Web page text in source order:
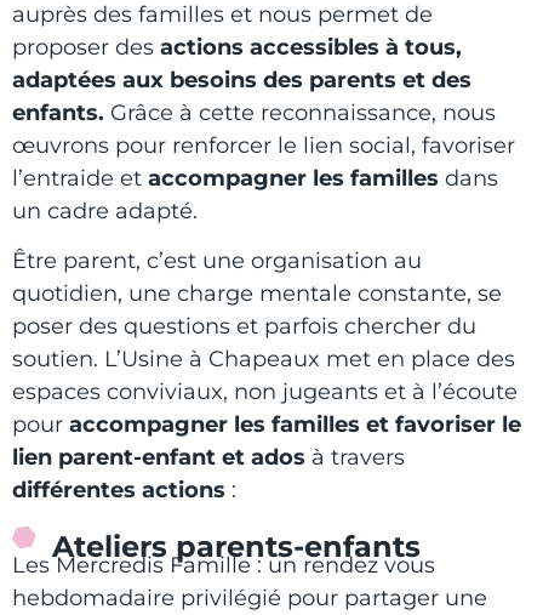
auprès des familles et nous permet de
proposer des actions accessibles à tous,
adaptées aux besoins des parents et des
enfants. Grâce à cette reconnaissance, nous
œuvrons pour renforcer le lien social, favoriser
l’entraide et accompagner les familles dans
un cadre adapté.
Être parent, c’est une organisation au
quotidien, une charge mentale constante, se
poser des questions et parfois chercher du
soutien. L’Usine à Chapeaux met en place des
espaces conviviaux, non jugeants et à l’écoute
pour accompagner les familles et favoriser le
lien parent-enfant et ados à travers
différentes actions :
Ateliers parents-enfants
Les Mercredis Famille : un rendez vous
hebdomadaire privilégié pour partager une